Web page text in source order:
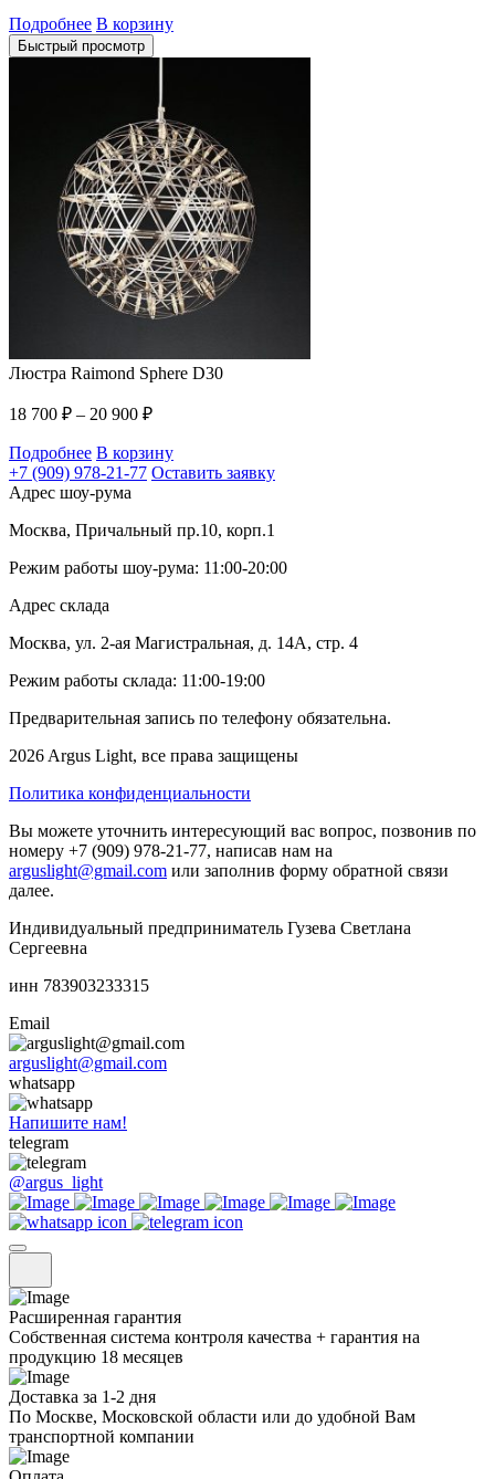
Подробнее В корзину
Быстрый просмотр
Люстра Raimond Sphere D30
18 700 ₽ – 20 900 ₽
Подробнее В корзину
+7 (909) 978-21-77 Оставить заявку
Адрес шоу-рума
Москва, Причальный пр.10, корп.1
Режим работы шоу-рума: 11:00-20:00
Адрес склада
Москва, ул. 2-ая Магистральная, д. 14А, стр. 4
Режим работы склада: 11:00-19:00
Предварительная запись по телефону обязательна.
2026 Argus Light, все права защищены
Политика конфиденциальности
Вы можете уточнить интересующий вас вопрос, позвонив по
номеру +7 (909) 978-21-77, написав нам на
arguslight@gmail.com или заполнив форму обратной связи
далее.
Индивидуальный предприниматель Гузева Светлана
Сергеевна
инн 783903233315
Email
arguslight@gmail.com
whatsapp
Напишите нам!
telegram
@argus_light
Расширенная гарантия
Собственная система контроля качества + гарантия на
продукцию 18 месяцев
Доставка за 1-2 дня
По Москве, Московской области или до удобной Вам
транспортной компании